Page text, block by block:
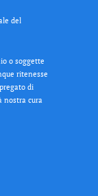
del
o soggette
ritenesse
di
nostra cura